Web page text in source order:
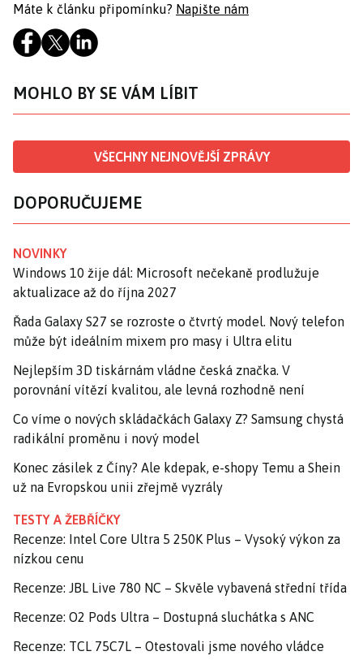
Máte k článku připomínku? Napište nám
MOHLO BY SE VÁM LÍBIT
VŠECHNY NEJNOVĚJŠÍ ZPRÁVY
DOPORUČUJEME
NOVINKY
Windows 10 žije dál: Microsoft nečekaně prodlužuje
aktualizace až do října 2027
Řada Galaxy S27 se rozroste o čtvrtý model. Nový telefon
může být ideálním mixem pro masy i Ultra elitu
Nejlepším 3D tiskárnám vládne česká značka. V
porovnání vítězí kvalitou, ale levná rozhodně není
Co víme o nových skládačkách Galaxy Z? Samsung chystá
radikální proměnu i nový model
Konec zásilek z Číny? Ale kdepak, e-shopy Temu a Shein
už na Evropskou unii zřejmě vyzrály
TESTY A ŽEBŘÍČKY
Recenze: Intel Core Ultra 5 250K Plus – Vysoký výkon za
nízkou cenu
Recenze: JBL Live 780 NC – Skvěle vybavená střední třída
Recenze: O2 Pods Ultra – Dostupná sluchátka s ANC
Recenze: TCL 75C7L – Otestovali jsme nového vládce